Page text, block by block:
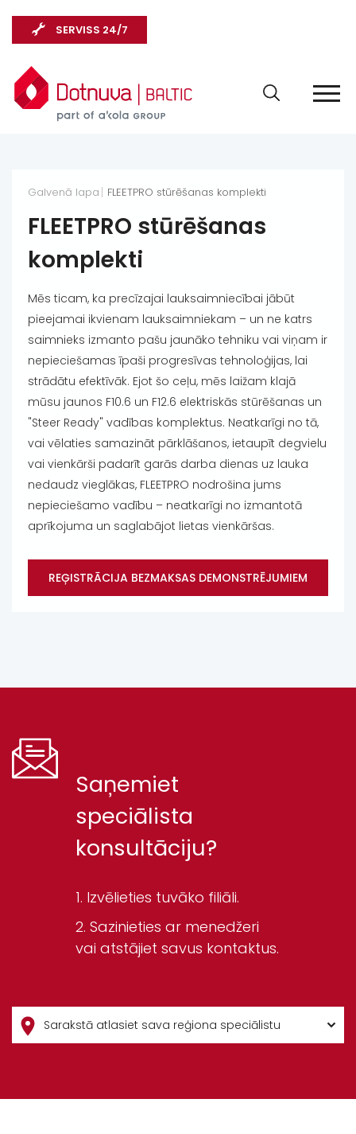
SERVISS 24/7
Galvenā lapa FLEETPRO stūrēšanas komplekti
FLEETPRO stūrēšanas
komplekti
Mēs ticam, ka precīzajai lauksaimniecībai jābūt
pieejamai ikvienam lauksaimniekam – un ne katrs
saimnieks izmanto pašu jaunāko tehniku vai viņam ir
nepieciešamas īpaši progresīvas tehnoloģijas, lai
strādātu efektīvāk. Ejot šo ceļu, mēs laižam klajā
mūsu jaunos F10.6 un F12.6 elektriskās stūrēšanas un
"Steer Ready" vadības komplektus. Neatkarīgi no tā,
vai vēlaties samazināt pārklāšanos, ietaupīt degvielu
vai vienkārši padarīt garās darba dienas uz lauka
nedaudz vieglākas, FLEETPRO nodrošina jums
nepieciešamo vadību – neatkarīgi no izmantotā
aprīkojuma un saglabājot lietas vienkāršas.
REĢISTRĀCIJA BEZMAKSAS DEMONSTRĒJUMIEM
Saņemiet
speciālista
konsultāciju?
Izvēlieties tuvāko filiāli.
Sazinieties ar menedžeri
vai atstājiet savus kontaktus.